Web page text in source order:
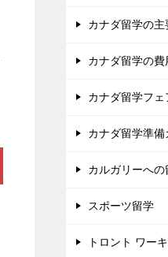
カナダ留学の主
カナダ留学の費
カナダ留学フェ
カナダ留学準備
カルガリーへの
スポーツ留学
トロント ワー